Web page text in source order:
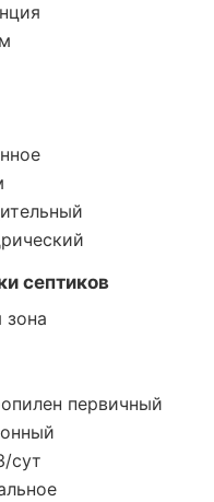
септиков
первичный
cут